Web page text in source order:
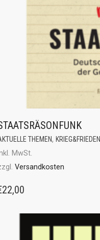
THEMEN, KRIEG&FRIEDEN
MwSt.
Versandkosten
22,00